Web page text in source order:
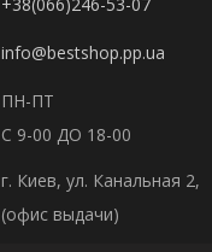
info@bestshop.pp.ua
ПН-ПТ
С 9-00 ДО 18-00
г. Киев, ул. Канальная 2,
(офис выдачи)